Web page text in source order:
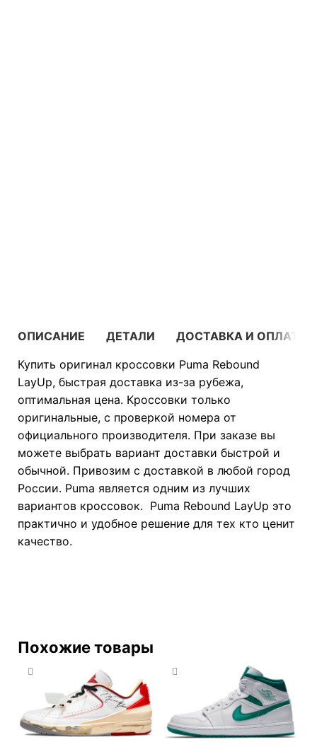
ОПИСАНИЕ ДЕТАЛИ
ДОСТАВКА И ОПЛАТА
Купить оригинал кроссовки Puma Rebound
LayUp, быстрая доставка из-за рубежа,
оптимальная цена. Кроссовки только
оригинальные, с проверкой номера от
официального производителя. При заказе вы
можете выбрать вариант доставки быстрой и
обычной. Привозим с доставкой в любой город
России. Puma является одним из лучших
вариантов кроссовок. Puma Rebound LayUp это
практично и удобное решение для тех кто ценит
качество.
Похожие товары